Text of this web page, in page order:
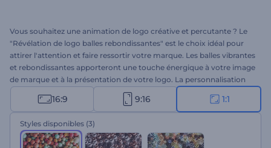
Vous souhaitez une animation de logo créative et percutante ? Le
"Révélation de logo balles rebondissantes" est le choix idéal pour
attirer l'attention et faire ressortir votre marque. Les balles vibrantes
et rebondissantes apporteront une touche énergique à votre image
de marque et à la présentation de votre logo. La personnalisation
est une question de secondes : importez votre logo, tapez votre
slogan et choisissez une musique entraînante. Que ce soit pour les
réseaux sociaux, les services, les chaînes ou la publicité, ce modèle
est conçu pour laisser une impression durable. Essayez-le dès
maintenant !
16:9 9:16 1:1
Styles disponibles (3)